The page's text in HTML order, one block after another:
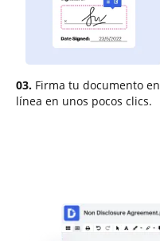
03. Firma tu documento en
línea en unos pocos clics.